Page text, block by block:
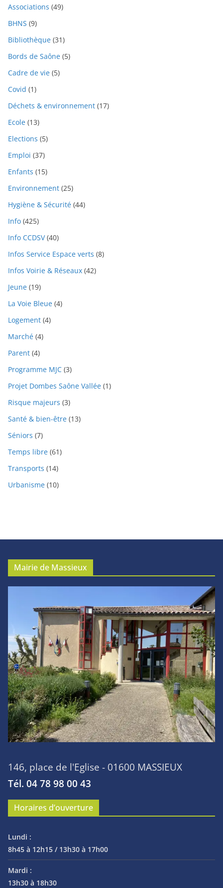
Associations (49)
BHNS (9)
Bibliothèque (31)
Bords de Saône (5)
Cadre de vie (5)
Covid (1)
Déchets & environnement (17)
Ecole (13)
Elections (5)
Emploi (37)
Enfants (15)
Environnement (25)
Hygiène & Sécurité (44)
Info (425)
Info CCDSV(40)
Infos Service Espace verts (8)
Infos Voirie & Réseaux (42)
Jeune (19)
La Voie Bleue (4)
Logement (4)
Marché (4)
Parent (4)
Programme MJC (3)
Projet Dombes Saône Vallée (1)
Risque majeurs (3)
Santé & bien-être (13)
Séniors (7)
Temps libre (61)
Transports (14)
Urbanisme (10)
Mairie de Massieux
146, place de l'Eglise - 01600 MASSIEUX
Tél. 04 78 98 00 43
Horaires d’ouverture
Lundi :
8h45 à 12h15 / 13h30 à 17h00
Mardi :
13h30 à 18h30